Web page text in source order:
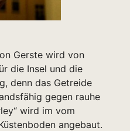
Gerste wird von
die Insel und die
denn das Getreide
gegen rauhe
wird im vom
angebaut.